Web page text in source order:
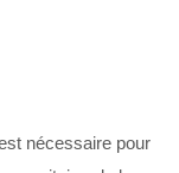
nécessaire pour